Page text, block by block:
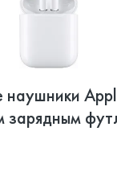
наушники
зарядным